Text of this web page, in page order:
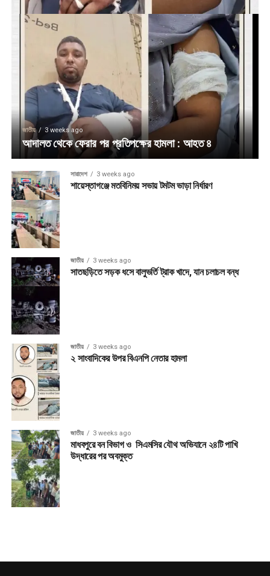
জাতীয় 3 weeks ago
আদালত থেকে ফেরার পর প্রতিপক্ষের হামলা : আহত ৪
সারাদেশ 3 weeks ago
শায়েস্তাগঞ্জে মতবিনিময় সভায় টমটম ভাড়া নির্ধারণ
জাতীয় 3 weeks ago
সাতছড়িতে সড়ক ধসে বালুভর্তি ট্রাক খাদে, যান চলাচল বন্ধ
জাতীয় 3 weeks ago
২ সাংবাদিকের উপর বিএনপি নেতার হামলা
জাতীয় 3 weeks ago
মাধবপুরে বন বিভাগ ও সিএমসির যৌথ অভিযানে ২৪টি পাখি
উদ্ধারের পর অবমুক্ত